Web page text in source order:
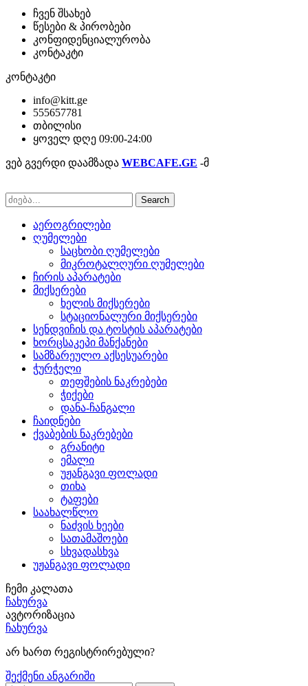
ჩვენ შსახებ
წესები & პირობები
კონფიდენციალურობა
კონტაკტი
კონტაკტი
info@kitt.ge
555657781
თბილისი
ყოველ დღე 09:00-24:00
ვებ გვერდი დაამზადა WEBCAFE.GE -მ
Search
აეროგრილები
ღუმელები
საცხობი ღუმელები
მიკროტალღური ღუმელები
ჩირის აპარატები
მიქსერები
ხელის მიქსერები
სტაციონალური მიქსერები
სენდვიჩის და ტოსტის აპარატები
ხორცსაკეპი მანქანები
სამზარეულო აქსესუარები
ჭურჭელი
თეფშების ნაკრებები
ჭიქები
დანა-ჩანგალი
ჩაიდნები
ქვაბების ნაკრებები
გრანიტი
ემალი
უჟანგავი ფოლადი
თიხა
ტაფები
საახალწლო
ნაძვის ხეები
სათამაშოები
სხვადასხვა
უჟანგავი ფოლადი
ჩემი კალათა
ჩახურვა
ავტორიზაცია
ჩახურვა
არ ხართ რეგისტრირებული?
შექმენი ანგარიში